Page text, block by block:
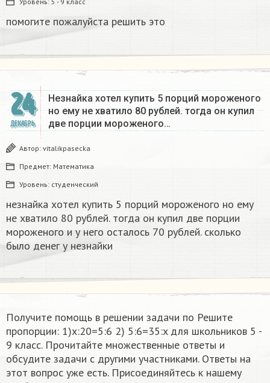
помогите пожалуйста решить это
24
ДЕКАБРЬ
Незнайка хотел купить 5 порций мороженого
но ему не хватило 80 рублей. тогда он купил
две порции мороженого…
Автор: vitalikpasecka
Предмет: Математика
Уровень: студенческий
незнайка хотел купить 5 порций мороженого но ему
не хватило 80 рублей. тогда он купил две порции
мороженого и у него осталось 70 рублей. сколько
было денег у незнайки
Получите помощь в решении задачи по Решите
пропорции: 1)x:20=5:6 2) 5:6=35:x​ для школьников 5 -
9 класс. Прочитайте множественные ответы и
обсудите задачи с другими участниками. Ответы на
этот вопрос уже есть. Присоединяйтесь к нашему